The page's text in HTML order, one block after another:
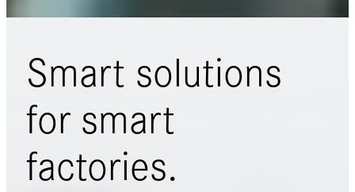
Smart solutions
for smart
factories.